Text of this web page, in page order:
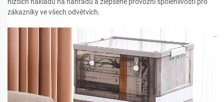
zákazníky ve všech odvětvích.